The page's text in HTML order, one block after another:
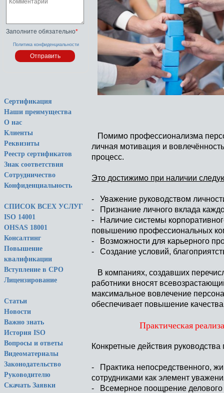
Заполните обязательно*
Политика конфиденциальности
Сертификация
Наши преимущества
О нас
Клиенты
Реквизиты
Реестр сертификатов
Знак соответствия
Сотрудничество
Конфиденциальность
СПИСОК ВСЕХ УСЛУГ
ISO 14001
OHSAS 18001
Консалтинг
Повышение
квалификации
Вступление в СРО
Лицензирование
Статьи
Новости
Важно знать
История ISO
Вопросы и ответы
Видеоматериалы
Законодательство
Руководителю
Скачать Заявки
Помимо профессионализма
личная мотивация и
процесс.
Это достижимо при наличии
- Уважение руководством
- Признание личного вклада
- Наличие системы
повышению профессиональных
- Возможности для карьерного
- Создание условий,
В компаниях, создавших
работники вносят
максимальное вовлечение
обеспечивает повышение
Практическая
Конкретные действия
- Практика непосредственного,
сотрудниками как элемент
- Всемерное поощрение делового